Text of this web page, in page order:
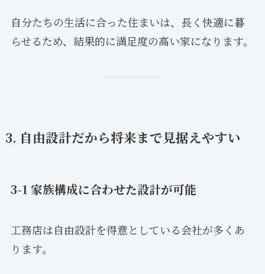
自分たちの生活に合った住まいは、長く快適に暮
らせるため、結果的に満足度の高い家になります。
3. 自由設計だから将来まで見据えやすい
3-1 家族構成に合わせた設計が可能
工務店は自由設計を得意としている会社が多くあ
ります。